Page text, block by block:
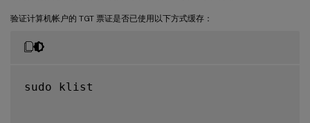
验证计算机帐户的 TGT 票证是否已使用以下方式缓存：
sudo klist